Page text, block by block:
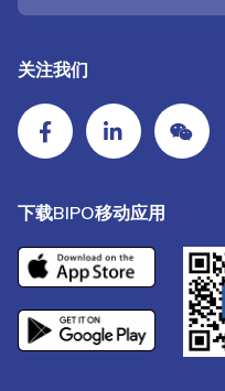
关注我们
下载BIPO移动应用